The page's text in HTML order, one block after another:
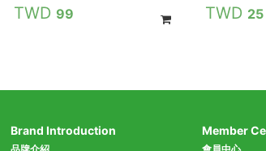
99 25
Brand Introduction Member